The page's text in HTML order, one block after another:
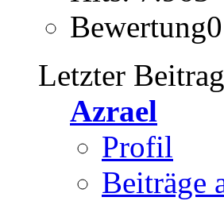
Letzter
Azrael
Profil
Beiträge